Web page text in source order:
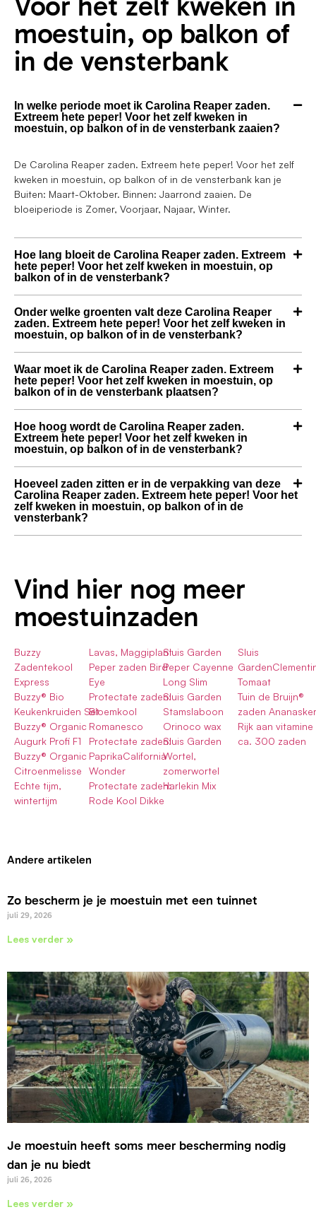
moestuin, op balkon of
in de vensterbank
In welke periode moet ik Carolina Reaper zaden.
Extreem hete peper! Voor het zelf kweken in
moestuin, op balkon of in de vensterbank zaaien?
De Carolina Reaper zaden. Extreem hete peper! Voor het zelf
kweken in moestuin, op balkon of in de vensterbank kan je
Buiten: Maart-Oktober. Binnen: Jaarrond zaaien. De
bloeiperiode is Zomer, Voorjaar, Najaar, Winter.
Hoe lang bloeit de Carolina Reaper zaden. Extreem
hete peper! Voor het zelf kweken in moestuin, op
balkon of in de vensterbank?
Onder welke groenten valt deze Carolina Reaper
zaden. Extreem hete peper! Voor het zelf kweken in
moestuin, op balkon of in de vensterbank?
Waar moet ik de Carolina Reaper zaden. Extreem
hete peper! Voor het zelf kweken in moestuin, op
balkon of in de vensterbank plaatsen?
Hoe hoog wordt de Carolina Reaper zaden.
Extreem hete peper! Voor het zelf kweken in
moestuin, op balkon of in de vensterbank?
Hoeveel zaden zitten er in de verpakking van deze
Carolina Reaper zaden. Extreem hete peper! Voor het
zelf kweken in moestuin, op balkon of in de
vensterbank?
Vind hier nog meer
moestuinzaden
Buzzy
Zadentekool
Express
Buzzy® Bio
Keukenkruiden Set
Buzzy® Organic
Augurk Profi F1
Buzzy® Organic
Citroenmelisse
Echte tijm,
wintertijm
Lavas, Maggiplant
Peper zaden Bird
Eye
Protectate zaden:
Bloemkool
Romanesco
Protectate zaden:
PaprikaCalifornia
Wonder
Protectate zaden:
Rode Kool Dikke
Sluis Garden
Peper Cayenne
Long Slim
Sluis Garden
Stamslaboon
Orinoco wax
Sluis Garden
Wortel,
zomerwortel
Harlekin Mix
Sluis
Tomaat
Tuin de Bruijn®
zaden
Rijk aan vitamine
ca. 300 zaden
Andere artikelen
Zo bescherm je je moestuin met een tuinnet
juli 29, 2026
Lees verder »
Je moestuin heeft soms meer bescherming nodig
dan je nu biedt
juli 26, 2026
Lees verder »